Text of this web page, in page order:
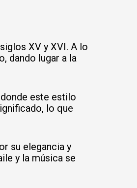
XV y XVI. A lo
dando lugar a la
este estilo
lo que
su elegancia y
y la música se